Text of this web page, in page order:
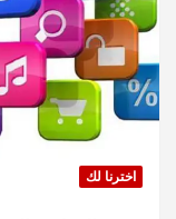
اخترنا لك